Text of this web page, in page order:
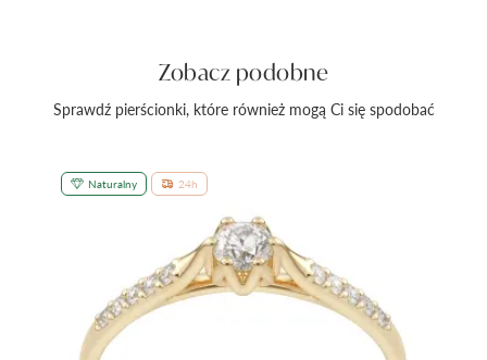
Zobacz podobne
Sprawdź pierścionki, które również mogą Ci się spodobać
Naturalny 24h